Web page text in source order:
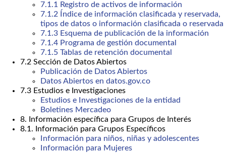
7.1.1 Registro de activos de información
7.1.2 Índice de información clasificada y reservada,
tipos de datos o información clasificada o reservada
7.1.3 Esquema de publicación de la información
7.1.4 Programa de gestión documental
7.1.5 Tablas de retención documental
7.2 Sección de Datos Abiertos
Publicación de Datos Abiertos
Datos Abiertos en datos.gov.co
7.3 Estudios e Investigaciones
Estudios e Investigaciones de la entidad
Boletines Mercadeo
8. Información específica para Grupos de Interés
8.1. Información para Grupos Específicos
Información para niños, niñas y adolescentes
Información para Mujeres